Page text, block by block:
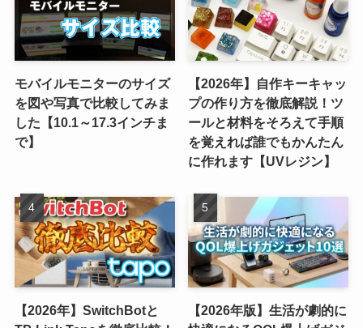
モバイルモニターのサイズ
を図や写真で比較してみま
した【10.1～17.3インチま
で】
【2026年】自作キーキャッ
プの作り方を徹底解説！ツ
ールと材料をそろえて手順
を覚えれば誰でもかんたん
に作れます【UVレジン】
【2026年】SwitchBotと
【2026年版】生活が劇的に